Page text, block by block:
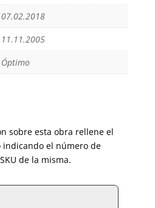
07.02.2018
11.11.2005
Óptimo
sobre esta obra rellene el
el número de
de la misma.